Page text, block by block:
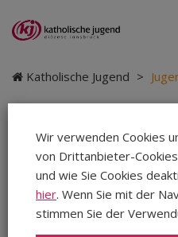
Katholische Jugend >
Wir verwenden Cookies
von Drittanbieter-
und wie Sie Cookies
hier. Wenn Sie mit der
stimmen Sie der